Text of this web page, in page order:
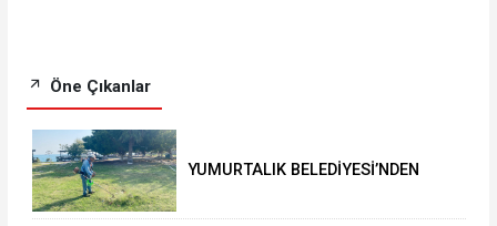
Öne Çıkanlar
YUMURTALIK BELEDİYESİ’NDEN